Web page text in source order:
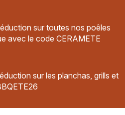
sur toutes nos poêles
avec le code CERAMETE
sur les planchas, grills et